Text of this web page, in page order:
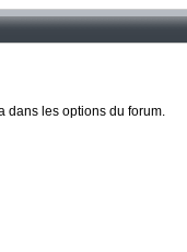
dans les options du forum.